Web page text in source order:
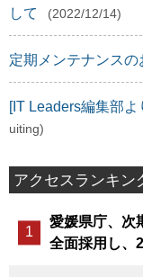
して
(2022/12/14)
定期メンテナンスの
[IT Leaders編集部
uiting)
アクセスランキン
愛媛県庁、次
全面採用し、